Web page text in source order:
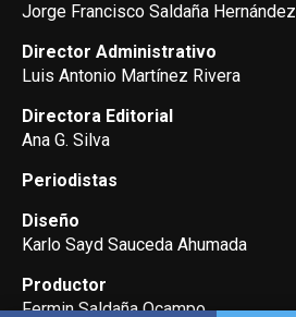
Jorge Francisco Saldaña Hernández
Director Administrativo
Luis Antonio Martínez Rivera
Directora Editorial
Ana G. Silva
Periodistas
Diseño
Karlo Sayd Sauceda Ahumada
Productor
Fermin Saldaña Ocampo